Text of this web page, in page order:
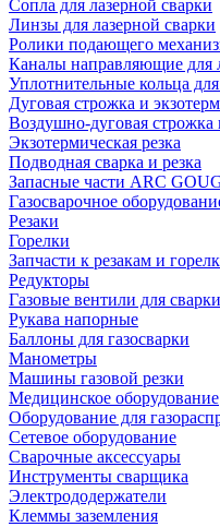
Сопла для лазерной сварки
Линзы для лазерной сварки
Ролики подающего
Каналы направляющие для
Уплотнительные кольца
Дуговая строжка и
Воздушно-дуговая строжка
Экзотермическая резка
Подводная сварка и резка
Запасные части ARC
Газосварочное
Резаки
Горелки
Запчасти к резакам и
Редукторы
Газовые вентили для сварки
Рукава напорные
Баллоны для газосварки
Манометры
Машины газовой резки
Медицинское оборудование
Оборудование для
Сетевое оборудование
Сварочные аксессуары
Инструменты сварщика
Электрододержатели
Клеммы заземления